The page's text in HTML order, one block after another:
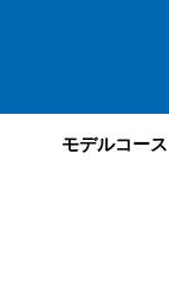
モデルコース